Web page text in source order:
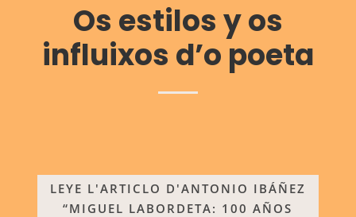
Os estilos y os
influixos d’o poeta
LEYE L'ARTICLO D'ANTONIO IBÁÑEZ
“MIGUEL LABORDETA: 100 AÑOS